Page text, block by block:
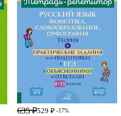
635 ₽529 ₽ -17%